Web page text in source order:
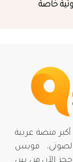
خاصة
منصة عربية
فويس